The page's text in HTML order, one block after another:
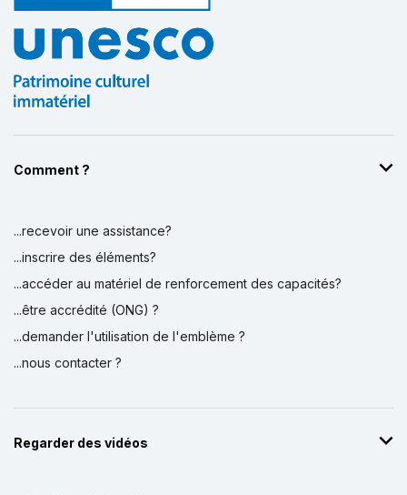
Comment ?
...recevoir une assistance?
...inscrire des éléments?
...accéder au matériel de renforcement des capacités?
...être accrédité (ONG) ?
...demander l'utilisation de l'emblème ?
...nous contacter ?
Regarder des vidéos